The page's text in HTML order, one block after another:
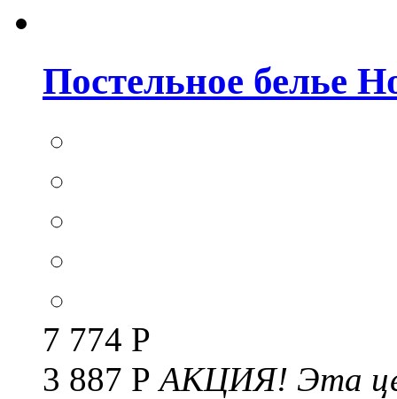
Постельное белье
7 774 Р
3 887 РАКЦИЯ! Эта